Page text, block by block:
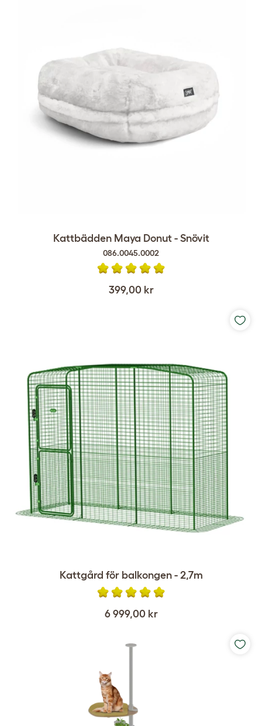
Kattbädden Maya Donut - Snövit
086.0045.0002
399,00 kr
Kattgård för balkongen - 2,7m
6 999,00 kr